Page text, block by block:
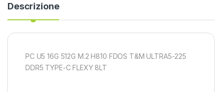
Descrizione
PC U5 16G 512G M.2 H810 FDOS T&M ULTRA5-225
DDR5 TYPE-C FLEXY 8LT